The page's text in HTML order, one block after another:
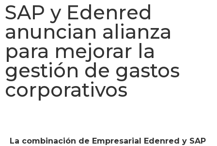
SAP y Edenred
anuncian alianza
para mejorar la
gestión de gastos
corporativos
La combinación de Empresarial Edenred y SAP